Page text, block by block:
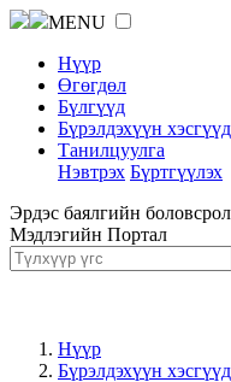
MENU
Нүүр
Өгөгдөл
Бүлгүүд
Бүрэлдэхүүн хэсгүүд
Танилцуулга
Нэвтрэх Бүртгүүлэх
Эрдэс баялгийн боловсрол
Мэдлэгийн Портал
Нүүр
Бүрэлдэхүүн хэсгүүд